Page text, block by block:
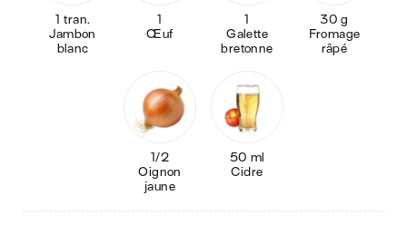
1 tran.
Jambon
blanc
1
Œuf
1
Galette
bretonne
30 g
Fromage
râpé
1/2
Oignon
jaune
50 ml
Cidre